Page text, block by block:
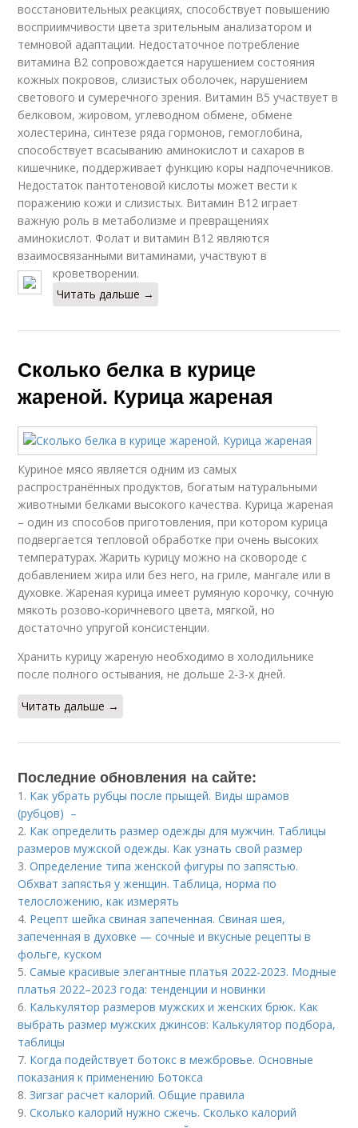
восстановительных реакциях, способствует повышению
восприимчивости цвета зрительным анализатором и
темновой адаптации. Недостаточное потребление
витамина В2 сопровождается нарушением состояния
кожных покровов, слизистых оболочек, нарушением
светового и сумеречного зрения. Витамин В5 участвует в
белковом, жировом, углеводном обмене, обмене
холестерина, синтезе ряда гормонов, гемоглобина,
способствует всасыванию аминокислот и сахаров в
кишечнике, поддерживает функцию коры надпочечников.
Недостаток пантотеновой кислоты может вести к
поражению кожи и слизистых. Витамин В12 играет
важную роль в метаболизме и превращениях
аминокислот. Фолат и витамин В12 являются
взаимосвязанными витаминами, участвуют в
кроветворении.
Читать дальше →
Сколько белка в курице
жареной. Курица жареная
Куриное мясо является одним из самых
распространённых продуктов, богатым натуральными
животными белками высокого качества. Курица жареная
– один из способов приготовления, при котором курица
подвергается тепловой обработке при очень высоких
температурах. Жарить курицу можно на сковороде с
добавлением жира или без него, на гриле, мангале или в
духовке. Жареная курица имеет румяную корочку, сочную
мякоть розово-коричневого цвета, мягкой, но
достаточно упругой консистенции.
Хранить курицу жареную необходимо в холодильнике
после полного остывания, не дольше 2-3-х дней.
Читать дальше →
Последние обновления на сайте:
1. Как убрать рубцы после прыщей. Виды шрамов
(рубцов) –
2. Как определить размер одежды для мужчин. Таблицы
размеров мужской одежды. Как узнать свой размер
3.Определение типа женской фигуры по запястью.
Обхват запястья у женщин. Таблица, норма по
телосложению, как измерять
4. Рецепт шейка свиная запеченная. Свиная шея,
запеченная в духовке — сочные и вкусные рецепты в
фольге, куском
5.Самые красивые элегантные платья 2022-2023. Модные
платья 2022–2023 года: тенденции и новинки
6. Калькулятор размеров мужских и женских брюк. Как
выбрать размер мужских джинсов: Калькулятор подбора,
таблицы
7. Когда подействует ботокс в межбровье. Основные
показания к применению Ботокса
8.Зигзаг расчет калорий. Общие правила
9.Сколько калорий нужно сжечь. Сколько калорий